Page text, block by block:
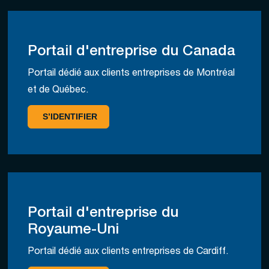
Portail d'entreprise du Canada
Portail dédié aux clients entreprises de Montréal
et de Québec.
S’IDENTIFIER
Portail d'entreprise du
Royaume-Uni
Portail dédié aux clients entreprises de Cardiff.